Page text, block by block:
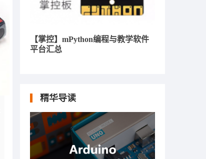
【掌控】mPython编程与教学软件
平台汇总
精华导读